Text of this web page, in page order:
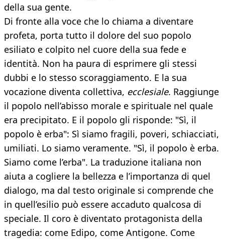
della sua gente.
Di fronte alla voce che lo chiama a diventare
profeta, porta tutto il dolore del suo popolo
esiliato e colpito nel cuore della sua fede e
identità. Non ha paura di esprimere gli stessi
dubbi e lo stesso scoraggiamento. E la sua
vocazione diventa collettiva, ecclesiale. Raggiunge
il popolo nell’abisso morale e spirituale nel quale
era precipitato. E il popolo gli risponde: "Sì, il
popolo è erba": Sì siamo fragili, poveri, schiacciati,
umiliati. Lo siamo veramente. "Sì, il popolo è erba.
Siamo come l’erba". La traduzione italiana non
aiuta a cogliere la bellezza e l’importanza di quel
dialogo, ma dal testo originale si comprende che
in quell’esilio può essere accaduto qualcosa di
speciale. Il coro è diventato protagonista della
tragedia: come Edipo, come Antigone. Come